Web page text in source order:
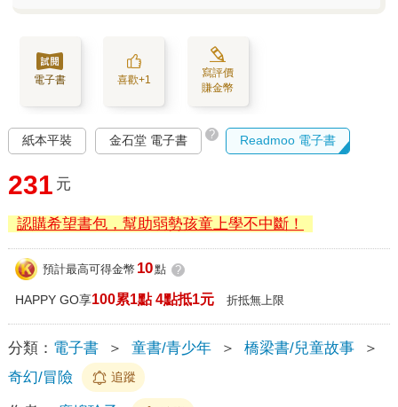
電子書 喜歡+1
寫評價
賺金幣
紙本平裝 金石堂 電子書 ? Readmoo 電子書
231 元
認購希望書包，幫助弱勢孩童上學不中斷！
預計最高可得金幣 10點 ?
HAPPY GO享100累1點 4點抵1元 折抵無上限
分類： 電子書 ＞ 童書/青少年 ＞ 橋梁書/兒童故事
＞
奇幻/冒險
追蹤